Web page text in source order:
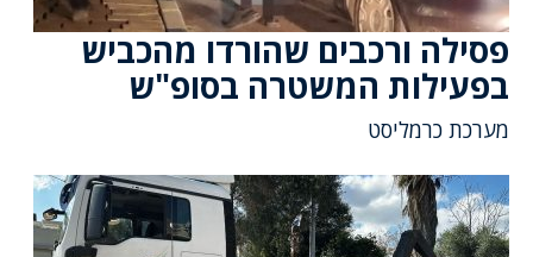
פסילה ורכבים שהורדו מהכביש
בפעילות המשטרה בסופ"ש
מערכת כרמליסט